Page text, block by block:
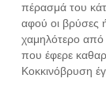
πέρασμά του
αφού οι βρύσες
χαμηλότερο από
που έφερε
Κοκκινόβρυση